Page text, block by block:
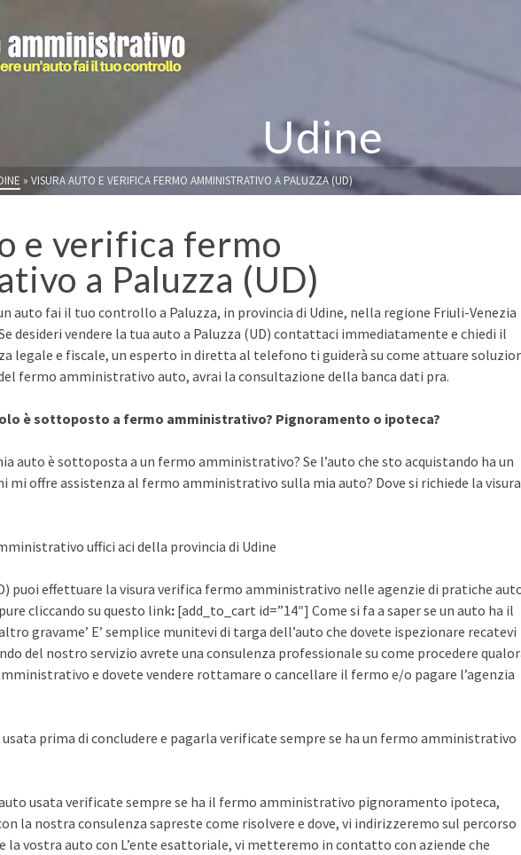
Udine
» VISURA AUTO E VERIFICA FERMO AMMINISTRATIVO A PALUZZA (UD)
e verifica fermo
a Paluzza (UD)
auto fai il tuo controllo a Paluzza, in provincia di Udine, nella regione Friuli-Venezia
desideri vendere la tua auto a Paluzza (UD) contattaci immediatamente e chiedi il
legale e fiscale, un esperto in diretta al telefono ti guiderà su come attuare
fermo amministrativo auto, avrai la consultazione della banca dati pra.
è sottoposto a fermo amministrativo? Pignoramento o ipoteca?
auto è sottoposta a un fermo amministrativo? Se l’auto che sto acquistando ha un
mi offre assistenza al fermo amministrativo sulla mia auto? Dove si richiede la visura
uffici aci della provincia di Udine
puoi effettuare la visura verifica fermo amministrativo nelle agenzie di pratiche
cliccando su questo link: [add_to_cart id=”14″] Come si fa a saper se un auto ha il
gravame’ E’ semplice munitevi di targa dell’auto che dovete ispezionare recatevi
del nostro servizio avrete una consulenza professionale su come procedere
e dovete vendere rottamare o cancellare il fermo e/o pagare l’agenzia
prima di concludere e pagarla verificate sempre se ha un fermo amministrativo
usata verificate sempre se ha il fermo amministrativo pignoramento ipoteca,
la nostra consulenza sapreste come risolvere e dove, vi indirizzeremo sul percorso
la vostra auto con L’ente esattoriale, vi metteremo in contatto con aziende che